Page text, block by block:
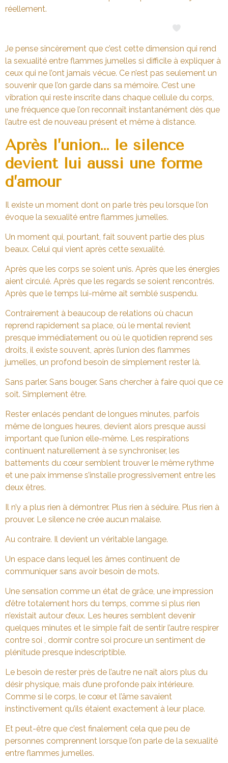
réellement.
Je pense sincèrement que c’est cette dimension qui rend
la sexualité entre flammes jumelles si difficile à expliquer à
ceux qui ne l’ont jamais vécue. Ce n’est pas seulement un
souvenir que l’on garde dans sa mémoire. C’est une
vibration qui reste inscrite dans chaque cellule du corps,
une fréquence que l’on reconnaît instantanément dès que
l’autre est de nouveau présent et même à distance.
Après l’union… le silence
devient lui aussi une forme
d’amour
Il existe un moment dont on parle très peu lorsque l’on
évoque la sexualité entre flammes jumelles.
Un moment qui, pourtant, fait souvent partie des plus
beaux. Celui qui vient après cette sexualité.
Après que les corps se soient unis. Après que les énergies
aient circulé. Après que les regards se soient rencontrés.
Après que le temps lui-même ait semblé suspendu.
Contrairement à beaucoup de relations où chacun
reprend rapidement sa place, où le mental revient
presque immédiatement ou où le quotidien reprend ses
droits, il existe souvent, après l’union des flammes
jumelles, un profond besoin de simplement rester là.
Sans parler. Sans bouger. Sans chercher à faire quoi que ce
soit. Simplement être.
Rester enlacés pendant de longues minutes, parfois
même de longues heures, devient alors presque aussi
important que l’union elle-même. Les respirations
continuent naturellement à se synchroniser, les
battements du cœur semblent trouver le même rythme
et une paix immense s’installe progressivement entre les
deux êtres.
Il n’y a plus rien à démontrer. Plus rien à séduire. Plus rien à
prouver. Le silence ne crée aucun malaise.
Au contraire. Il devient un véritable langage.
Un espace dans lequel les âmes continuent de
communiquer sans avoir besoin de mots.
Une sensation comme un état de grâce, une impression
d’être totalement hors du temps, comme si plus rien
n’existait autour d’eux. Les heures semblent devenir
quelques minutes et le simple fait de sentir l’autre respirer
contre soi , dormir contre soi procure un sentiment de
plénitude presque indescriptible.
Le besoin de rester près de l’autre ne naît alors plus du
désir physique, mais d’une profonde paix intérieure.
Comme si le corps, le cœur et l’âme savaient
instinctivement qu’ils étaient exactement à leur place.
Et peut-être que c’est finalement cela que peu de
personnes comprennent lorsque l’on parle de la sexualité
entre flammes jumelles.